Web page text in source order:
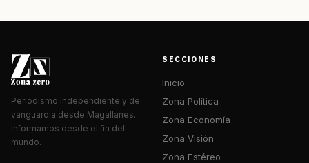
Periodismo independiente y de
vanguardia desde Magallanes.
Informamos desde el fin del
mundo.
SECCIONES
Inicio
Zona Política
Zona Economía
Zona Visión
Zona Estéreo